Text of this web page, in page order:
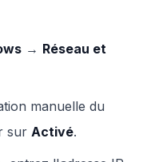
→ Réseau et
manuelle du
sur Activé.